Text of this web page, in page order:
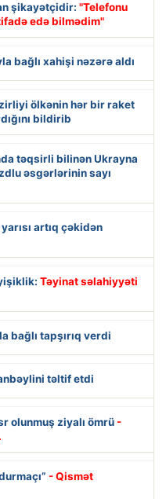
şikayətçidir: "Telefonu
edə bilmədim"
bağlı xahişi nəzərə aldı
ölkənin hər bir raket
bildirib
təqsirli bilinən Ukrayna
əsgərlərinin sayı
artıq çəkidən
Təyinat səlahiyyəti
bağlı tapşırıq verdi
təltif etdi
olunmuş ziyalı ömrü -
- Qismət